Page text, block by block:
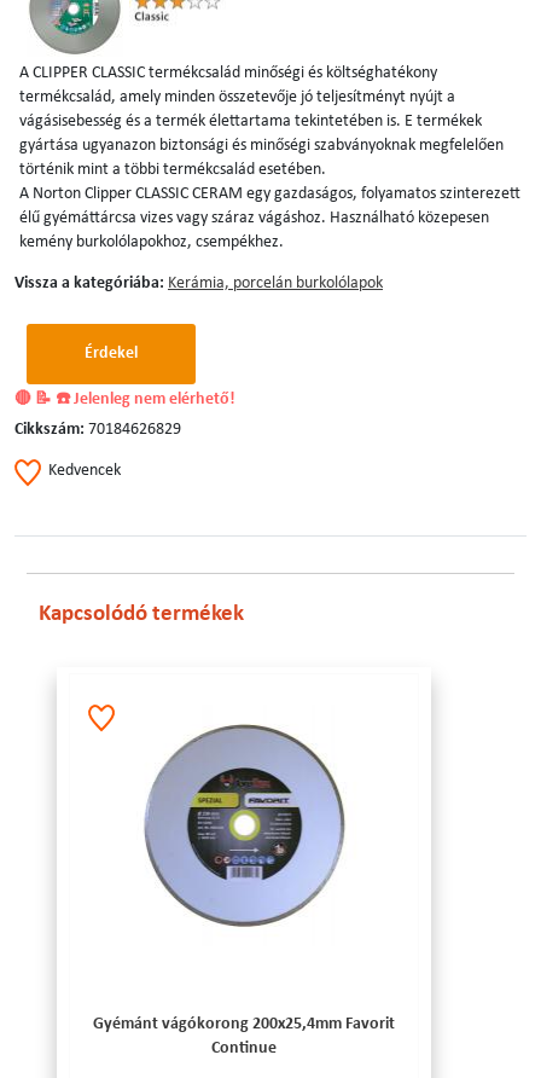
A CLIPPER CLASSIC termékcsalád minőségi és költséghatékony
termékcsalád, amely minden összetevője jó teljesítményt nyújt a
vágásisebesség és a termék élettartama tekintetében is. E termékek
gyártása ugyanazon biztonsági és minőségi szabványoknak megfelelően
történik mint a többi termékcsalád esetében.
A Norton Clipper CLASSIC CERAM egy gazdaságos, folyamatos szinterezett
élű gyémáttárcsa vizes vagy száraz vágáshoz. Használható közepesen
kemény burkolólapokhoz, csempékhez.
Vissza a kategóriába: Kerámia, porcelán burkolólapok
Érdekel
🔴 📝 ☎️ Jelenleg nem elérhető!
Cikkszám: 70184626829
Kedvencek
Kapcsolódó termékek
Gyémánt vágókorong 200x25,4mm Favorit
Continue